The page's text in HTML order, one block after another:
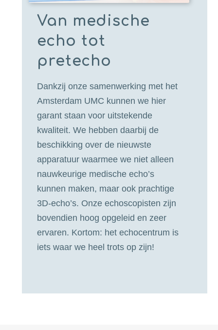
Van medische
echo tot
pretecho
Dankzij onze samenwerking met het
Amsterdam UMC kunnen we hier
garant staan voor uitstekende
kwaliteit. We hebben daarbij de
beschikking over de nieuwste
apparatuur waarmee we niet alleen
nauwkeurige medische echo’s
kunnen maken, maar ook prachtige
3D-echo’s. Onze echoscopisten zijn
bovendien hoog opgeleid en zeer
ervaren. Kortom: het echocentrum is
iets waar we heel trots op zijn!